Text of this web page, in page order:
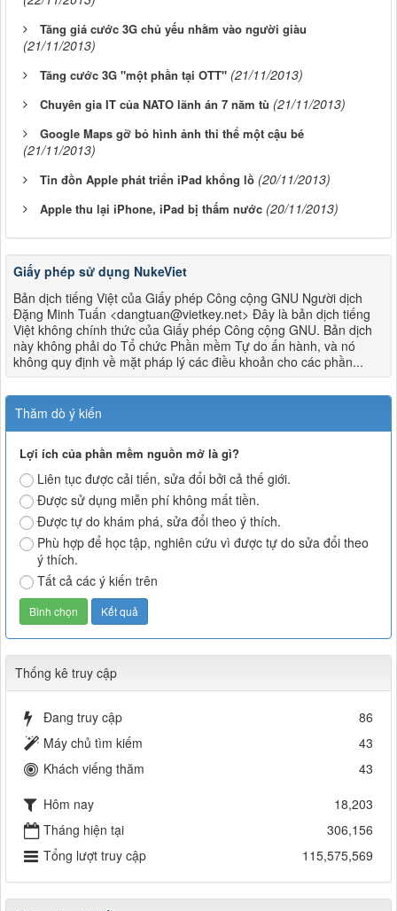
Tăng giá cước 3G chủ yếu nhằm vào người giàu
(21/11/2013)
Tăng cước 3G "một phần tại OTT" (21/11/2013)
Chuyên gia IT của NATO lãnh án 7 năm tù (21/11/2013)
Google Maps gỡ bỏ hình ảnh thi thể một cậu bé
(21/11/2013)
Tin đồn Apple phát triển iPad khổng lồ (20/11/2013)
Apple thu lại iPhone, iPad bị thấm nước (20/11/2013)
Giấy phép sử dụng NukeViet
Bản dịch tiếng Việt của Giấy phép Công cộng GNU Người dịch
Đặng Minh Tuấn <dangtuan@vietkey.net> Đây là bản dịch tiếng
Việt không chính thức của Giấy phép Công cộng GNU. Bản dịch
này không phải do Tổ chức Phần mềm Tự do ấn hành, và nó
không quy định về mặt pháp lý các điều khoản cho các phần...
Thăm dò ý kiến
Lợi ích của phần mềm nguồn mở là gì?
Liên tục được cải tiến, sửa đổi bởi cả thế giới.
Được sử dụng miễn phí không mất tiền.
Được tự do khám phá, sửa đổi theo ý thích.
Phù hợp để học tập, nghiên cứu vì được tự do sửa đổi theo
ý thích.
Tất cả các ý kiến trên
Thống kê truy cập
Đang truy cập
86
Máy chủ tìm kiếm
43
Khách viếng thăm
43
Hôm nay
18,203
Tháng hiện tại
306,156
Tổng lượt truy cập
115,575,569